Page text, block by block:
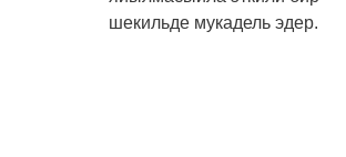
шекильде мукадель эдер.